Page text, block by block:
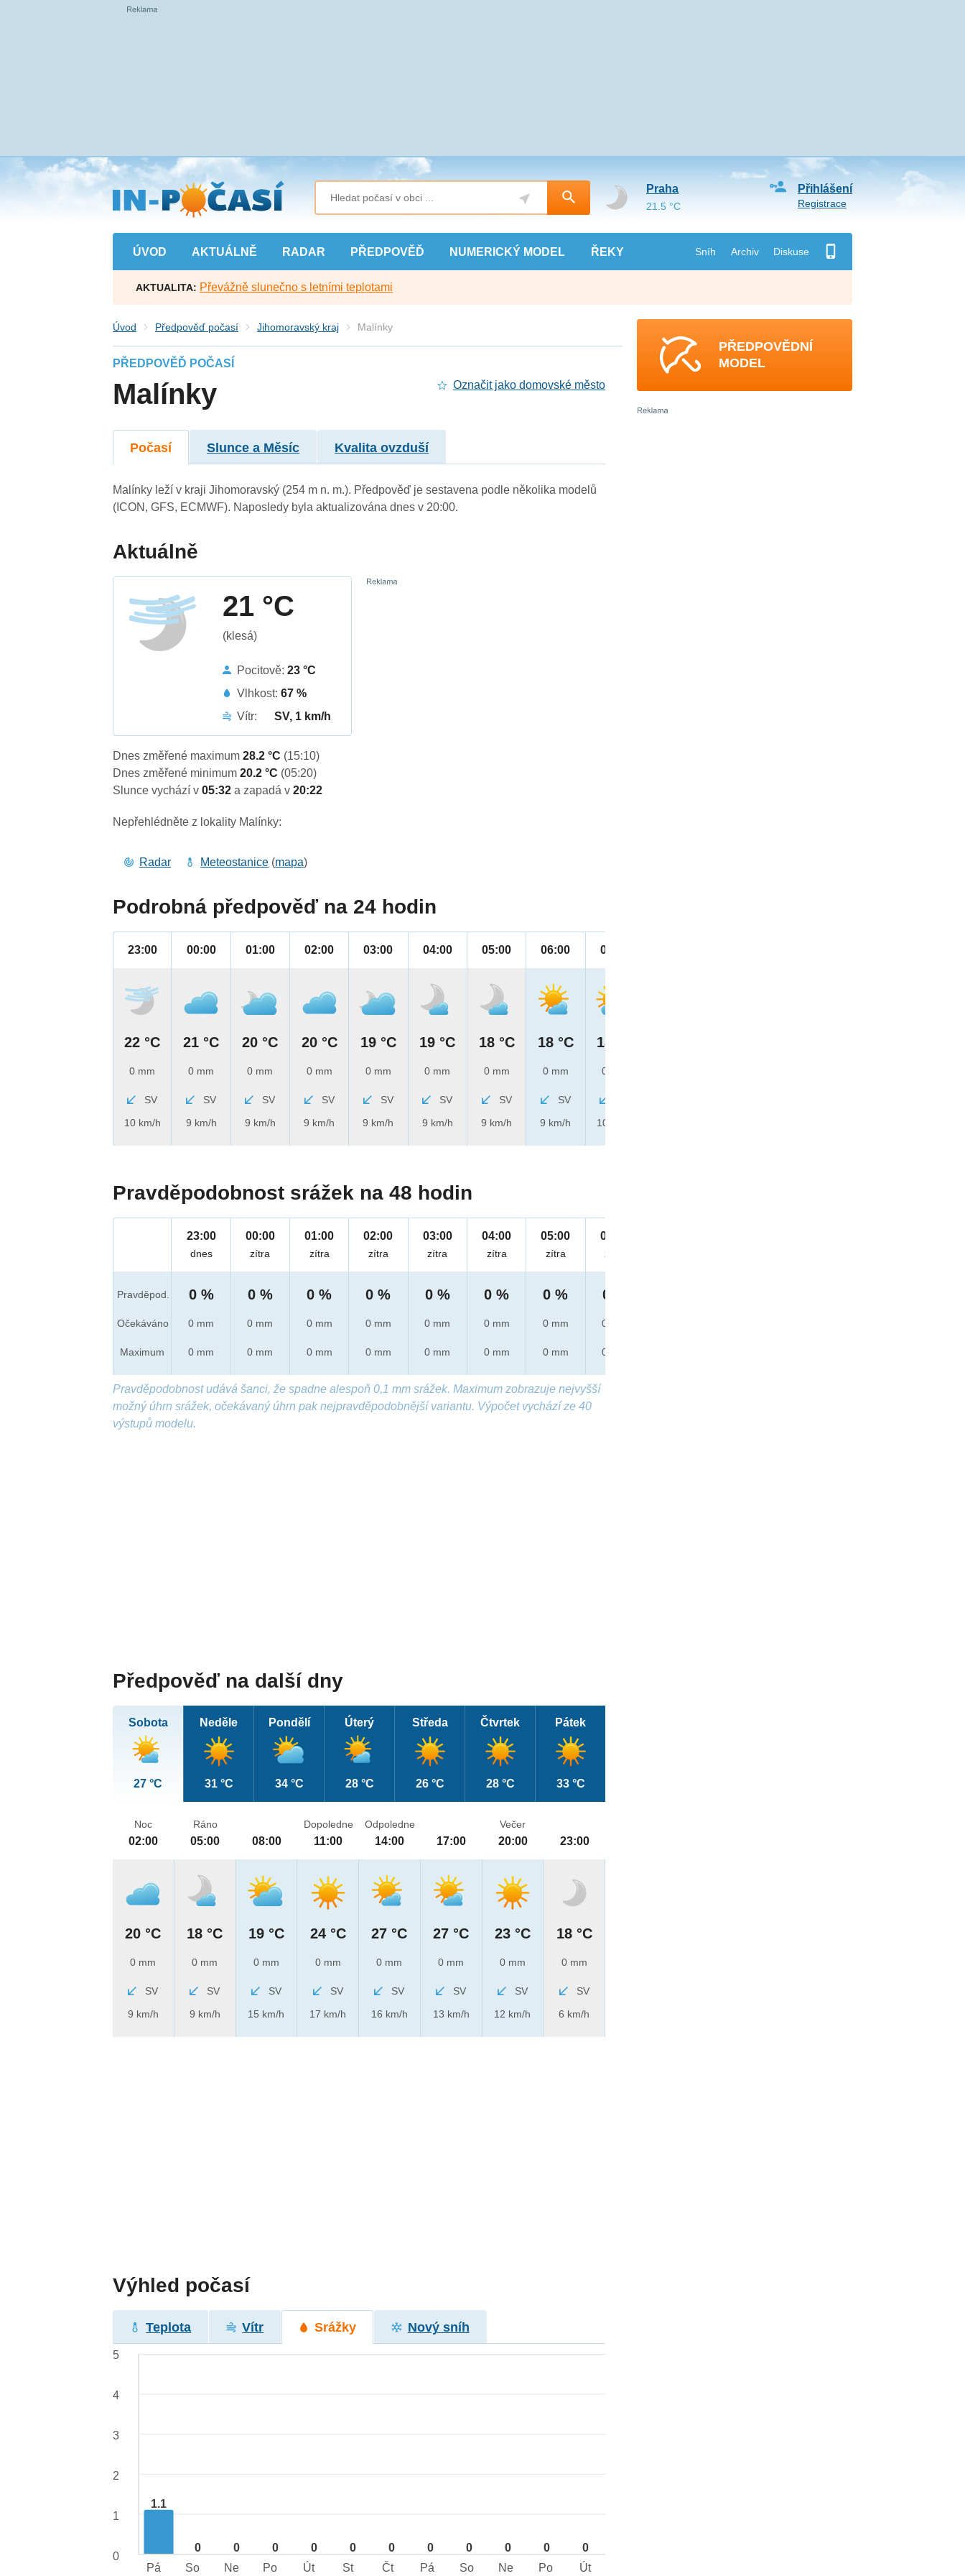
Přejít
na
hlavní
obsah
ÚVOD AKTUÁLNĚ RADAR PŘEDPOVĚĎ NUMERICKÝ MODEL ŘEKY Sníh Archiv Diskuse
Přihlášení
Registrace
Praha
21.5 °C
AKTUALITA: Převážně slunečno s letními teplotami
Úvod Předpověď počasí Jihomoravský kraj Malínky
PŘEDPOVĚĎ POČASÍ
Malínky Označit jako domovské město
Počasí Slunce a Měsíc Kvalita ovzduší
Malínky leží v kraji Jihomoravský (254 m n. m.). Předpověď je sestavena podle několika modelů
(ICON, GFS, ECMWF). Naposledy byla aktualizována dnes v 20:00.
Aktuálně
21 °C
(klesá)
Pocitově:23 °C
Vlhkost:67 %
Vítr:
SV, 1 km/h
Dnes změřené maximum28.2 °C (15:10)
Dnes změřené minimum20.2 °C (05:20)
Slunce vychází v05:32a zapadá v20:22
Nepřehlédněte z lokality Malínky:
Radar Meteostanice (mapa)
Podrobná předpověď na 24 hodin
23:00
22 °C
0 mm
SV
10 km/h
00:00
21 °C
0 mm
SV
9 km/h
01:00
20 °C
0 mm
SV
9 km/h
02:00
20 °C
0 mm
SV
9 km/h
03:00
19 °C
0 mm
SV
9 km/h
04:00
19 °C
0 mm
SV
9 km/h
05:00
18 °C
0 mm
SV
9 km/h
06:00
18 °C
0 mm
SV
9 km/h
07:00
18 °C
0 mm
10 km/h
Pravděpodobnost srážek na 48 hodin
Pravděpod.
Očekáváno
Maximum
23:00
dnes
0 %
0 mm
0 mm
00:00
zítra
0 %
0 mm
0 mm
01:00
zítra
0 %
0 mm
0 mm
02:00
zítra
0 %
0 mm
0 mm
03:00
zítra
0 %
0 mm
0 mm
04:00
zítra
0 %
0 mm
0 mm
05:00
zítra
0 %
0 mm
0 mm
06:00
zítra
0 %
0 mm
0 mm
Pravděpodobnost udává šanci, že spadne alespoň 0,1 mm srážek. Maximum zobrazuje nejvyšší
možný úhrn srážek, očekávaný úhrn pak nejpravděpodobnější variantu. Výpočet vychází ze 40
výstupů modelu.
Předpověď na další dny
Sobota
27 °C
Neděle
31 °C
Pondělí
34 °C
Úterý
28 °C
Středa
26 °C
Čtvrtek
28 °C
Pátek
33 °C
Noc
02:00
20 °C
0 mm
SV
9 km/h
Ráno
05:00
18 °C
0 mm
SV
9 km/h
08:00
19 °C
0 mm
SV
15 km/h
Dopoledne
11:00
24 °C
0 mm
SV
17 km/h
Odpoledne
14:00
27 °C
0 mm
SV
16 km/h
17:00
27 °C
0 mm
SV
13 km/h
Večer
20:00
23 °C
0 mm
SV
12 km/h
23:00
18 °C
0 mm
SV
6 km/h
Výhled počasí
Teplota Vítr Srážky Nový sníh
1.1
0 0 0 0 0 0 0 0 0 0 0
5
4
3
2
1
0
Pá
So Ne Po Út St Čt Pá So Ne Po Út
PŘEDPOVĚDNÍ
MODEL